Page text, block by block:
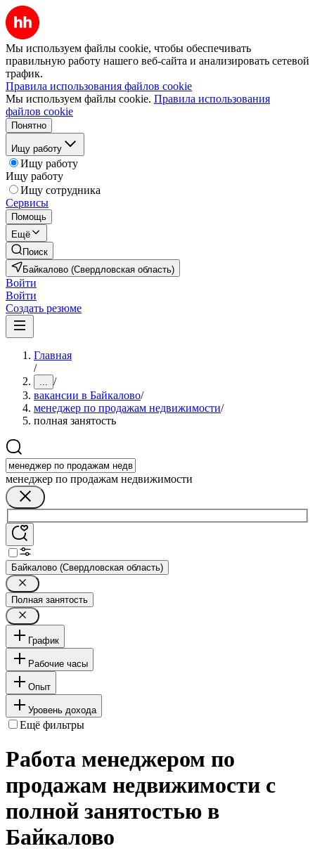
Мы используем файлы cookie, чтобы обеспечивать
правильную работу нашего веб-сайта и анализировать сетевой
трафик.
Правила использования файлов cookie
Мы используем файлы cookie. Правила использования
файлов cookie
Понятно
Ищу работу
Ищу работу
Ищу работу
Ищу сотрудника
Сервисы
Помощь
Ещё
Поиск
Байкалово (Свердловская область)
Войти
Войти
Создать резюме
Главная
/
... /
вакансии в Байкалово/
менеджер по продажам недвижимости/
полная занятость
менеджер по продажам недвижимости
Байкалово (Свердловская область)
Полная занятость
График
Рабочие часы
Опыт
Уровень дохода
Ещё фильтры
Работа менеджером по
продажам недвижимости с
полной занятостью в
Байкалово